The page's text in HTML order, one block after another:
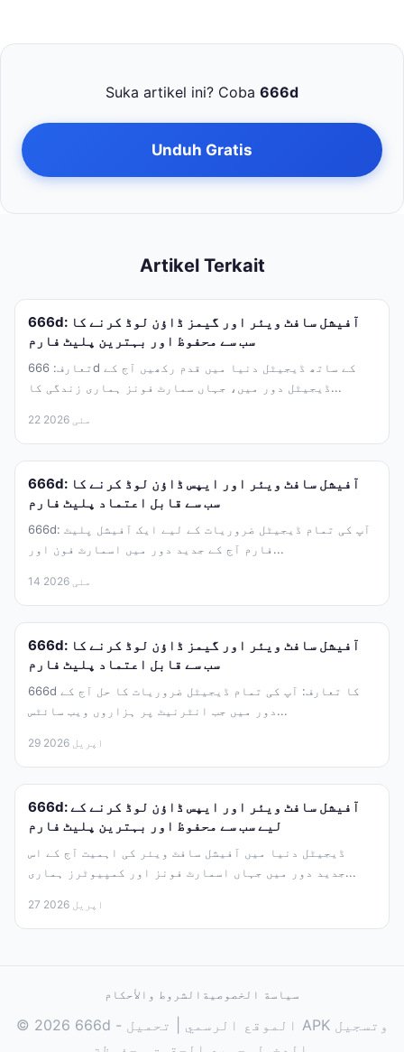
Suka artikel ini? Coba 666d
Unduh Gratis
Artikel Terkait
666d: آفیشل سافٹ ویئر اور گیمز ڈاؤن لوڈ کرنے کا
سب سے محفوظ اور بہترین پلیٹ فارم
تعارف: 666d کے ساتھ ڈیجیٹل دنیا میں قدم رکھیں آج کے
ڈیجیٹل دور میں، جہاں سمارٹ فونز ہماری زندگی کا...
22 مئی 2026
666d: آفیشل سافٹ ویئر اور ایپس ڈاؤن لوڈ کرنے کا
سب سے قابل اعتماد پلیٹ فارم
666d: آپ کی تمام ڈیجیٹل ضروریات کے لیے ایک آفیشل پلیٹ
فارم آج کے جدید دور میں اسمارٹ فون اور...
14 مئی 2026
666d: آفیشل سافٹ ویئر اور گیمز ڈاؤن لوڈ کرنے کا
سب سے قابل اعتماد پلیٹ فارم
666d کا تعارف: آپ کی تمام ڈیجیٹل ضروریات کا حل آج کے
دور میں جب انٹرنیٹ پر ہزاروں ویب سائٹس...
29 اپریل 2026
666d: آفیشل سافٹ ویئر اور ایپس ڈاؤن لوڈ کرنے کے
لیے سب سے محفوظ اور بہترین پلیٹ فارم
ڈیجیٹل دنیا میں آفیشل سافٹ ویئر کی اہمیت آج کے اس
جدید دور میں جہاں اسمارٹ فونز اور کمپیوٹرز ہماری...
27 اپریل 2026
الشروط والأحكام سياسة الخصوصية
© 2026 666d - الموقع الرسمي | تحميل APK وتسجيل